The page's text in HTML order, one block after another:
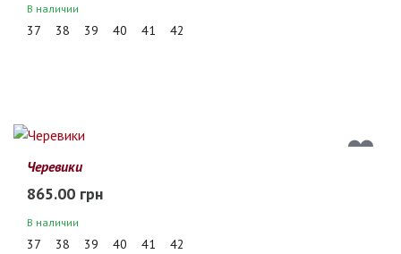
В наличии
37 38 39 40 41 42
Черевики
865.00 грн
В наличии
37 38 39 40 41 42